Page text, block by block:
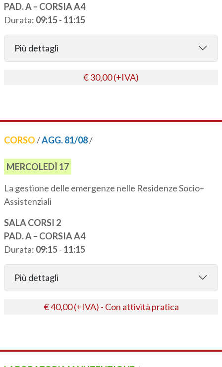
PAD. A – CORSIA A4
Durata: 09:15- 11:15
Più dettagli
€ 30,00 (+IVA)
CORSO/AGG. 81/08/
MERCOLEDÌ 17
La gestione delle emergenze nelle Residenze Socio–
Assistenziali
SALA CORSI 2
PAD. A – CORSIA A4
Durata: 09:15- 11:15
Più dettagli
€ 40,00 (+IVA) - Con attività pratica